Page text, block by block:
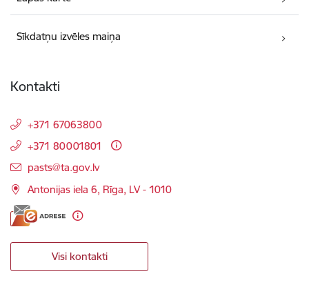
Sīkdatņu izvēles maiņa
Kontakti
+371 67063800
+371 80001801
E-pasts:
pasts@ta.gov.lv
Antonijas iela 6, Rīga, LV - 1010
Visi kontakti